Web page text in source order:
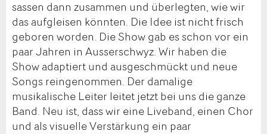
sassen dann zusammen und überlegten, wie wir
das aufgleisen könnten. Die Idee ist nicht frisch
geboren worden. Die Show gab es schon vor ein
paar Jahren in Ausserschwyz. Wir haben die
Show adaptiert und ausgeschmückt und neue
Songs reingenommen. Der damalige
musikalische Leiter leitet jetzt bei uns die ganze
Band. Neu ist, dass wir eine Liveband, einen Chor
und als visuelle Verstärkung ein paar